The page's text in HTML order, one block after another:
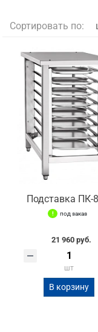
Сортировать по:
Подставка ПК-
под заказ
21 960 руб.
шт
В корзину